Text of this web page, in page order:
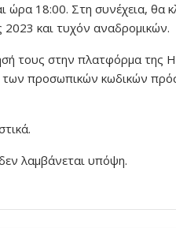
18:00. Στη συνέχεια, θα
2023 και τυχόν αναδρομικών.
τους στην πλατφόρμα της
των προσωπικών κωδικών
λαμβάνεται υπόψη.